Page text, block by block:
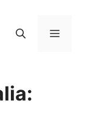
Menu